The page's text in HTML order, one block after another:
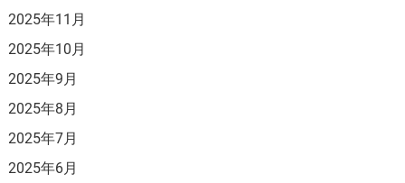
2025年11月
2025年10月
2025年9月
2025年8月
2025年7月
2025年6月